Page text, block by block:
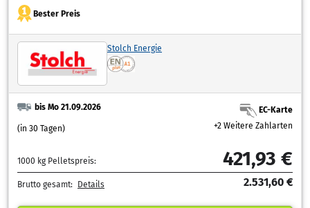
Bester Preis
Stolch Energie
bis Mo 21.09.2026
(in 30 Tagen)
EC-Karte
+2 Weitere Zahlarten
1000 kg Pelletspreis: 421,93 €
Brutto gesamt: Details 2.531,60 €